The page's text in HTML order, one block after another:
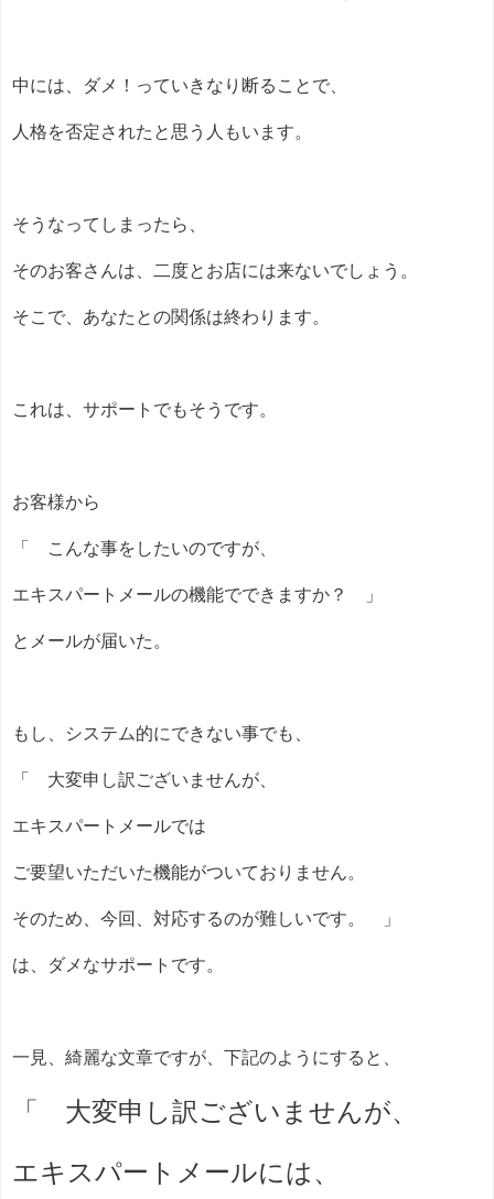
中には、ダメ！っていきなり断ることで、
人格を否定されたと思う人もいます。
そうなってしまったら、
そのお客さんは、二度とお店には来ないでしょう。
そこで、あなたとの関係は終わります。
これは、サポートでもそうです。
お客様から
「 こんな事をしたいのですが、
エキスパートメールの機能でできますか？ 」
とメールが届いた。
もし、システム的にできない事でも、
「 大変申し訳ございませんが、
エキスパートメールでは
ご要望いただいた機能がついておりません。
そのため、今回、対応するのが難しいです。 」
は、ダメなサポートです。
一見、綺麗な文章ですが、下記のようにすると、
「 大変申し訳ございませんが、
エキスパートメールには、